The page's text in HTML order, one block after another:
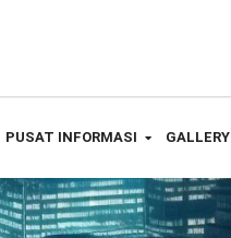
PUSAT INFORMASI GALLERY